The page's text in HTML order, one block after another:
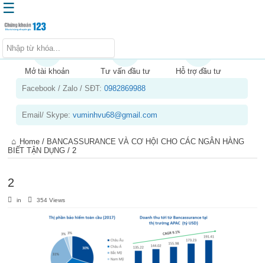
Trang chủ
Kiến thức chứng khoán
Kinh nghiệm đầu tư
Sản phẩm – dịch vụ
Chứng khoán phái sinh
☰
Mở tài khoản Tư vấn đầu tư
Hỗ trợ đầu tư
Facebook / Zalo / SĐT:0982869988
Email/ Skype:vuminhvu68@gmail.com
Home / BANCASSURANCE VÀ CƠ HỘI CHO CÁC NGÂN HÀNG
BIẾT TẬN DỤNG /2
2
in 354 Views